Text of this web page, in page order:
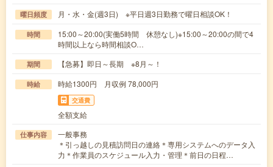
曜日頻度 月・水・金(週3日) ※平日週3日勤務で曜日相談OK！
時間
15:00～20:00(実働5時間 休憩なし)※15:00～20:00の間で4
時間以上なら時間相談O…
期間 【急募】即日～長期 ※8月～！
時給 時給1300円 月収例 78,000円
交通費
全額支給
仕事内容
一般事務
＊引っ越しの見積訪問日の連絡＊専用システムへのデータ入
力＊作業員のスケジュール入力・管理＊前日の日程…